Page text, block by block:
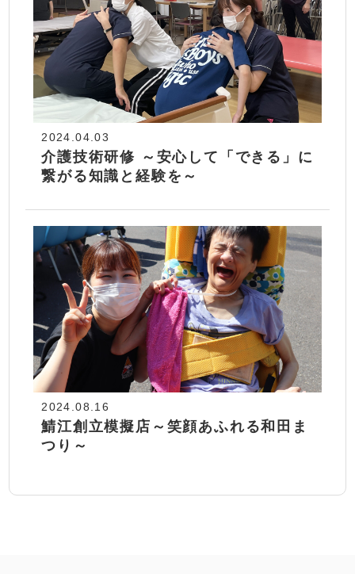
2024.04.03
介護技術研修 ～安心して「できる」に
繋がる知識と経験を～
2024.08.16
鯖江創立模擬店～笑顔あふれる和田ま
つり～